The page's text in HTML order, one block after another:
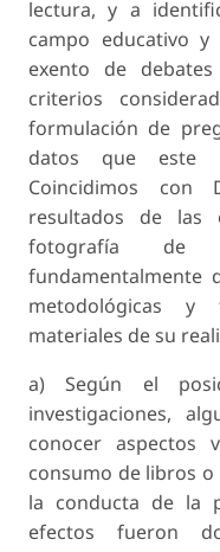
lectura, y a
campo educativo
exento de
criterios
formulación de
datos que este
Coincidimos
resultados de las
fotografía de
fundamentalmente
metodológicas y
materiales de su
a) Según el
investigaciones,
conocer aspectos
consumo de libros
la conducta de la
efectos fueron